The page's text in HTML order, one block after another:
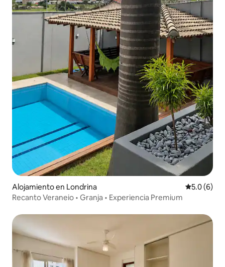
Alojamiento en Londrina
5.0 (6)
Recanto Veraneio • Granja • Experiencia Premium